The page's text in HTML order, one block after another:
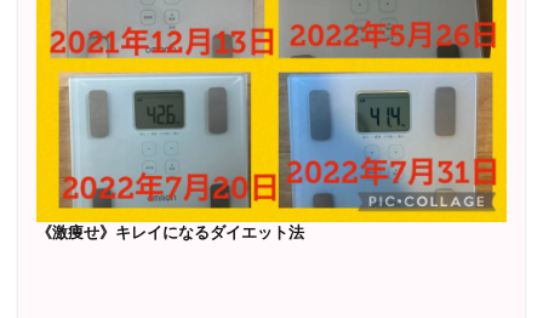
《激痩せ》キレイになるダイエット法